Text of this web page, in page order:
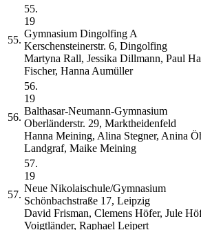
55.
55.
19
Gymnasium Dingolfing A
Kerschensteinerstr. 6, Dingolfing
Martyna Rall, Jessika Dillmann, Paul
Fischer, Hanna Aumüller
56.
56.
19
Balthasar-Neumann-Gymnasium
Oberländerstr. 29, Marktheidenfeld
Hanna Meining, Alina Stegner, Anina
Landgraf, Maike Meining
57.
57.
19
Neue Nikolaischule/Gymnasium
Schönbachstraße 17, Leipzig
David Frisman, Clemens Höfer, Jule
Voigtländer, Raphael Leipert